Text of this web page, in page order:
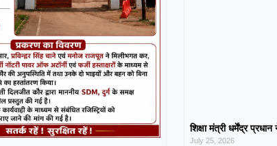
शिक्षा मंत्री धर्मेंद्र
July 25, 2026